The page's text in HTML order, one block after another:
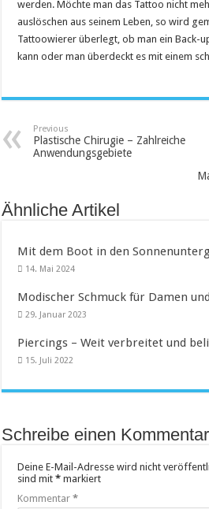
werden. Möchte man das Tattoo nicht
auslöschen aus seinem Leben, so wird
Tattoowierer überlegt, ob man ein Back-
kann oder man überdeckt es mit einem
Previous
Plastische Chirugie – Zahlreiche
Anwendungsgebiete
Ähnliche Artikel
Mit dem Boot in den
14. Mai 2024
Modischer Schmuck für Damen
29. Januar 2023
Piercings – Weit verbreitet und
15. Juli 2022
Schreibe einen Kommentar
Deine E-Mail-Adresse wird nicht
sind mit* markiert
Kommentar*